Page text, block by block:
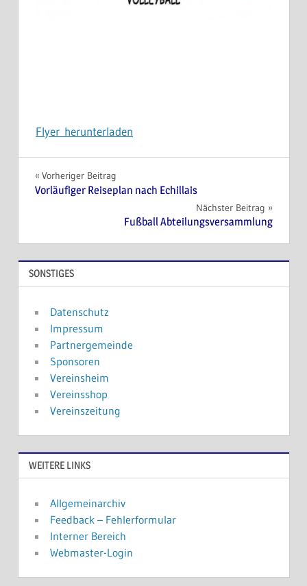
Flyer herunterladen
Beitragsnavigation
Vorheriger Beitrag
Vorläufiger Reiseplan nach Echillais
Nächster Beitrag
Fußball Abteilungsversammlung
SONSTIGES
Datenschutz
Impressum
Partnergemeinde
Sponsoren
Vereinsheim
Vereinsshop
Vereinszeitung
WEITERE LINKS
Allgemeinarchiv
Feedback – Fehlerformular
Interner Bereich
Webmaster-Login